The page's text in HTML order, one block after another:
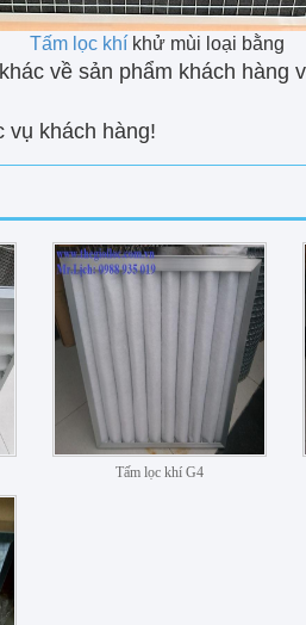
Tấm lọc khí khử mùi loại bằng
về sản phẩm khách hàng
vụ khách hàng!
Tấm lọc khí G4